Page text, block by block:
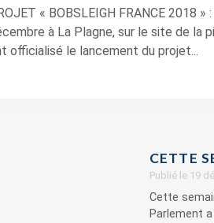
« BOBSLEIGH FRANCE 2018
à La Plagne, sur le site de la
officialisé le lancement du projet...
CETTE
Publié le 19
Cette
Parlement